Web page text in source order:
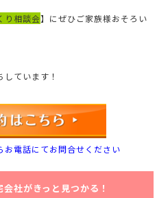
り相談会】にぜひご家族様おそろい
ています！
電話にてお問合せください
社がきっと見つかる！